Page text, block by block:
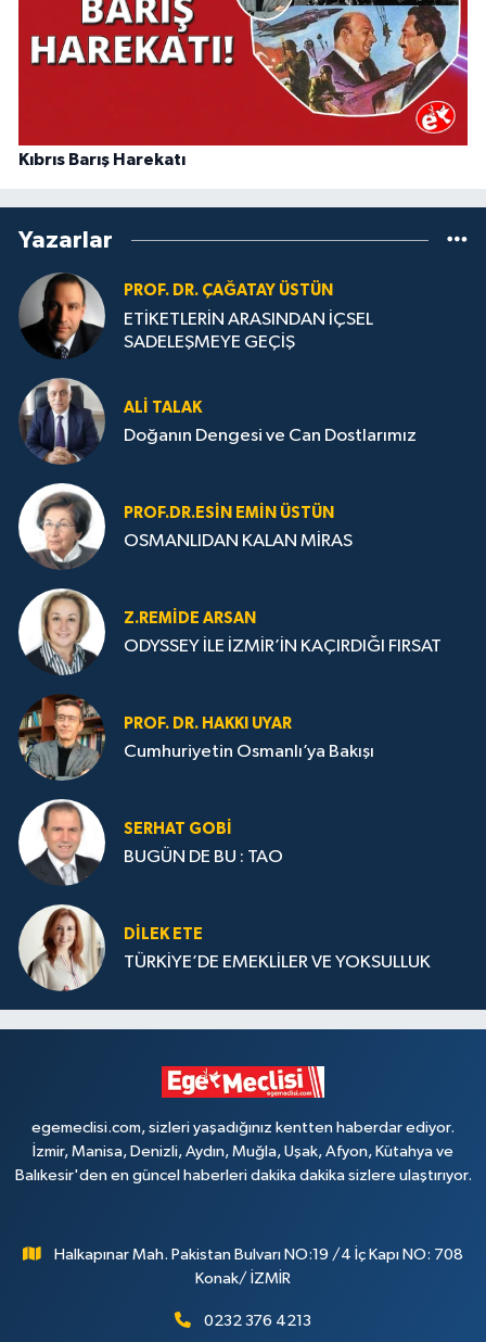
Kıbrıs Barış Harekatı
Yazarlar
PROF. DR. ÇAĞATAY ÜSTÜN
ETİKETLERİN ARASINDAN İÇSEL
SADELEŞMEYE GEÇİŞ
ALI TALAK
Doğanın Dengesi ve Can Dostlarımız
PROF.DR.ESIN EMIN ÜSTÜN
OSMANLIDAN KALAN MİRAS
Z.REMIDE ARSAN
ODYSSEY İLE İZMİR’İN KAÇIRDIĞI FIRSAT
PROF. DR. HAKKI UYAR
Cumhuriyetin Osmanlı’ya Bakışı
SERHAT GOBİ
BUGÜN DE BU : TAO
DILEK ETE
TÜRKİYE’DE EMEKLİLER VE YOKSULLUK
egemeclisi.com, sizleri yaşadığınız kentten haberdar ediyor.
İzmir, Manisa, Denizli, Aydın, Muğla, Uşak, Afyon, Kütahya ve
Balıkesir'den en güncel haberleri dakika dakika sizlere ulaştırıyor.
Halkapınar Mah. Pakistan Bulvarı NO:19 /4 İç Kapı NO: 708
Konak/ İZMİR
0232 376 4213